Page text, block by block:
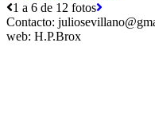
1 a 6 de 12 fotos
Contacto:
web: H.P.Brox